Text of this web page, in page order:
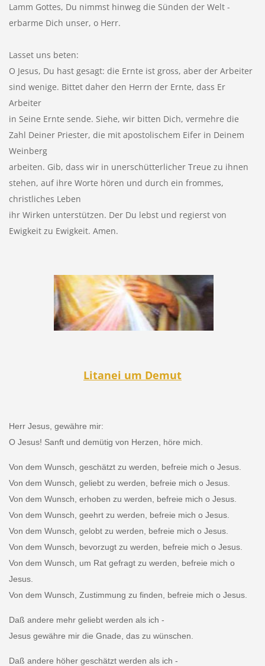
Lamm Gottes, Du nimmst hinweg die Sünden der Welt -
erbarme Dich unser, o Herr.
Lasset uns beten:
O Jesus, Du hast gesagt: die Ernte ist gross, aber der Arbeiter
sind wenige. Bittet daher den Herrn der Ernte, dass Er
Arbeiter
in Seine Ernte sende. Siehe, wir bitten Dich, vermehre die
Zahl Deiner Priester, die mit apostolischem Eifer in Deinem
Weinberg
arbeiten. Gib, dass wir in unerschütterlicher Treue zu ihnen
stehen, auf ihre Worte hören und durch ein frommes,
christliches Leben
ihr Wirken unterstützen. Der Du lebst und regierst von
Ewigkeit zu Ewigkeit. Amen.
Litanei um Demut
Herr Jesus, gewähre mir:
O Jesus! Sanft und demütig von Herzen, höre mich.
Von dem Wunsch, geschätzt zu werden, befreie mich o Jesus.
Von dem Wunsch, geliebt zu werden, befreie mich o Jesus.
Von dem Wunsch, erhoben zu werden, befreie mich o Jesus.
Von dem Wunsch, geehrt zu werden, befreie mich o Jesus.
Von dem Wunsch, gelobt zu werden, befreie mich o Jesus.
Von dem Wunsch, bevorzugt zu werden, befreie mich o Jesus.
Von dem Wunsch, um Rat gefragt zu werden, befreie mich o
Jesus.
Von dem Wunsch, Zustimmung zu finden, befreie mich o Jesus.
Daß andere mehr geliebt werden als ich -
Jesus gewähre mir die Gnade, das zu wünschen.
Daß andere höher geschätzt werden als ich -